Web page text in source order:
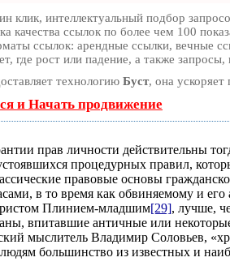
клик, интеллектуальный подбор
качества ссылок по более чем 100
ссылок: арендные ссылки, вечные
где рост или падение, а также
технологию Буст, она ускоряет
и Начать продвижение
прав личности действительны
процедурных правил,
правовые основы
в то время как обвиняемому и
Плинием-младшим[29], лучше,
впитавшие античные или
мыслитель Владимир Соловьев,
большинство из известных и